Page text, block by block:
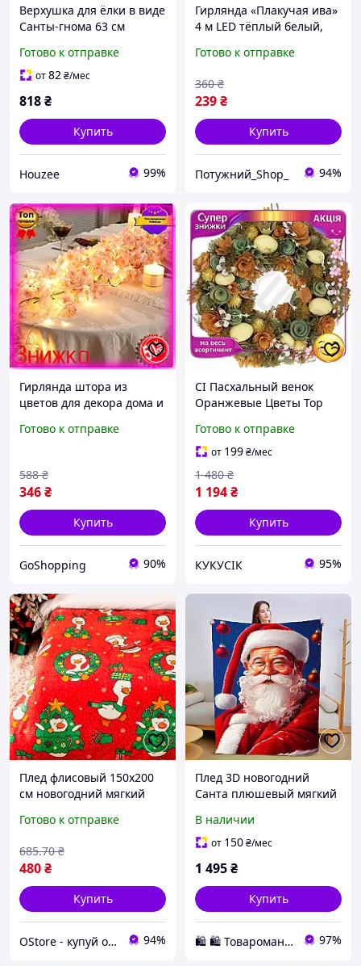
Верхушка для ёлки в виде
Санты-гнома 63 см
для праздничного декора
дома
Готово к отправке
от82₴/мес
818₴
Купить
Houzee 99%
Гирлянда «Плакучая ива»
4 м LED тёплый белый,
декоративный декор для
оформления
Готово к отправке
239₴
360 ₴
Купить
Потужний_Shop_ 94%
Гирлянда штора из
цветов для декора дома и
гирлянда для
праздничная гирлянда
Готово к отправке
346₴
588 ₴
Купить
GoShopping 90%
CI Пасхальный венок
Оранжевые Цветы Top
дома праздничный венок
из пластика и CI2-888
Готово к отправке
от 199₴/мес
1 194₴
1 480 ₴
Купить
КУКУСІК 95%
Плед флисовый 150x200
см новогодний мягкий
покрывало на кровать
Готово к отправке
480₴
685.70 ₴
Купить
OStore - купуй онлайн! 94%
Плед 3D новогодний
Санта плюшевый мягкий
гостиной, теплый
праздничный декор VIP
В наличии
от 150₴/мес
1 495₴
Купить
🛍️ 🛍️ Товаромания 🛍️ 🛍️ 97%